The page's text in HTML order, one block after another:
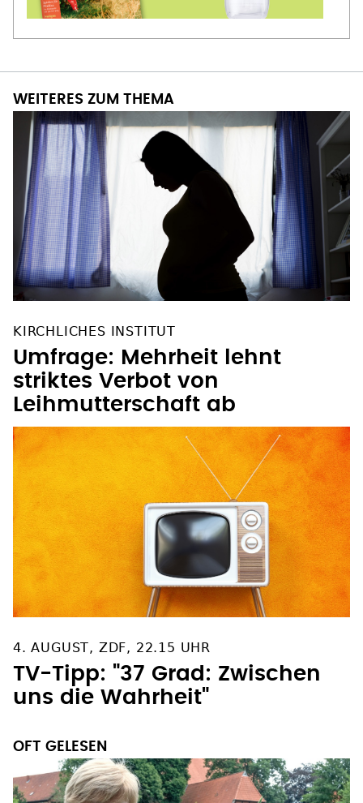
WEITERES ZUM THEMA
KIRCHLICHES INSTITUT
Umfrage: Mehrheit lehnt
striktes Verbot von
Leihmutterschaft ab
4. AUGUST, ZDF, 22.15 UHR
TV-Tipp: "37 Grad: Zwischen
uns die Wahrheit"
OFT GELESEN